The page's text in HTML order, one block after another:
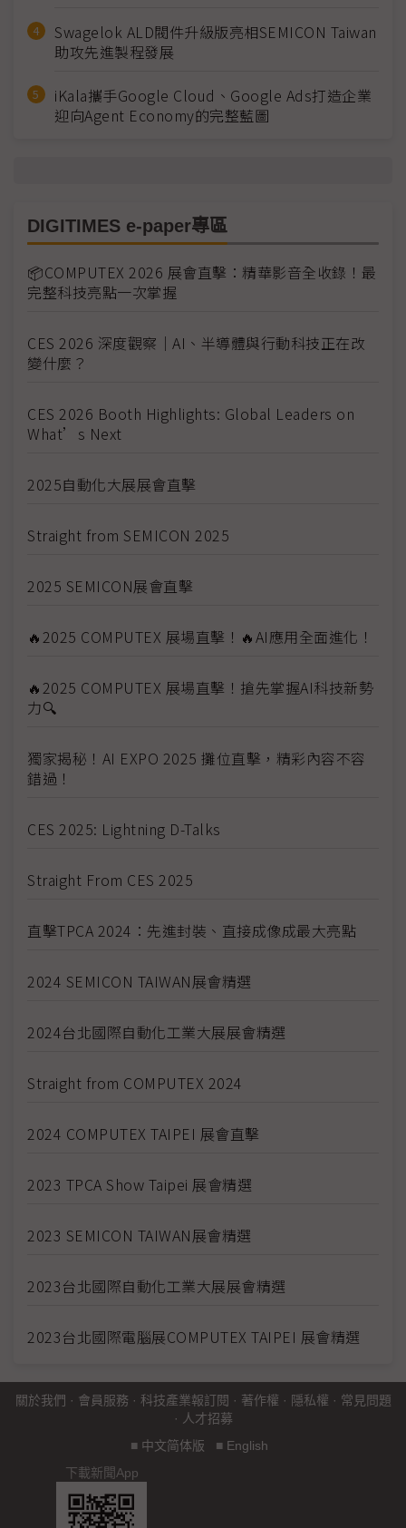
Swagelok ALD閥件升級版亮相SEMICON Taiwan
助攻先進製程發展
iKala攜手Google Cloud、Google Ads打造企業
迎向Agent Economy的完整藍圖
DIGITIMES e-paper專區
📦COMPUTEX 2026 展會直擊：精華影音全收錄！最
完整科技亮點一次掌握
CES 2026 深度觀察｜AI、半導體與行動科技正在改
變什麼？
CES 2026 Booth Highlights: Global Leaders on
What’s Next
2025自動化大展展會直擊
Straight from SEMICON 2025
2025 SEMICON展會直擊
🔥2025 COMPUTEX 展場直擊！🔥AI應用全面進化！
🔥2025 COMPUTEX 展場直擊！搶先掌握AI科技新勢
力🔍
獨家揭秘！AI EXPO 2025 攤位直擊，精彩內容不容
錯過！
CES 2025: Lightning D-Talks
Straight From CES 2025
直擊TPCA 2024：先進封裝、直接成像成最大亮點
2024 SEMICON TAIWAN展會精選
2024台北國際自動化工業大展展會精選
Straight from COMPUTEX 2024
2024 COMPUTEX TAIPEI 展會直擊
2023 TPCA Show Taipei 展會精選
2023 SEMICON TAIWAN展會精選
2023台北國際自動化工業大展展會精選
2023台北國際電腦展COMPUTEX TAIPEI 展會精選
關於我們 · 會員服務 · 科技產業報訂閱 · 著作權 · 隱私權 · 常見問題
· 人才招募
■ 中文简体版 ■ English
下載新聞App